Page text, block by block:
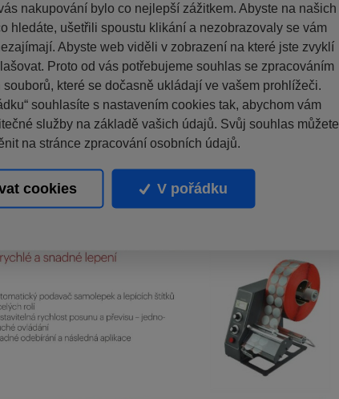
nakupování bylo co nejlepší zážitkem. Abyste na našich
hledáte, ušetřili spoustu klikání a nezobrazovaly se vám
Abyste web viděli v zobrazení na které jste zvyklí
Proto od vás potřebujeme souhlas se zpracováním
které se dočasně ukládají ve vašem prohlížeči.
souhlasíte s nastavením cookies tak, abychom vám
služby na základě vašich údajů. Svůj souhlas můžete
na stránce zpracování osobních údajů.
cookies V pořádku